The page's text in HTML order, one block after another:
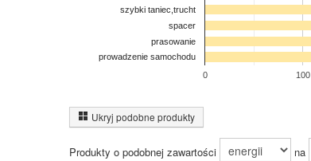
0 100
szybki taniec,trucht
spacer
prasowanie
prowadzenie samochodu
Ukryj podobne produkty
Produkty o podobnej zawartości na